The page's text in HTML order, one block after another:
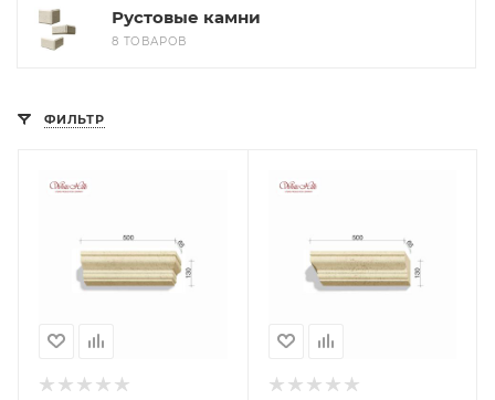
Рустовые камни
8 ТОВАРОВ
ФИЛЬТР